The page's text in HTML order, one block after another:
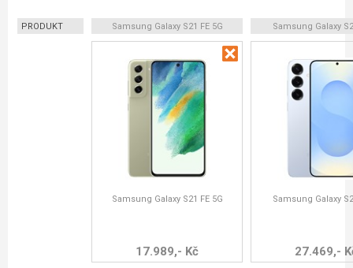
PRODUKT Samsung Galaxy S21 FE 5G Samsung Galaxy
Samsung Galaxy S21 FE 5G
17.989,- Kč
Samsung Galaxy
27.469,-